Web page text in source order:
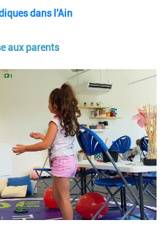
dans l'Ain
aux parents